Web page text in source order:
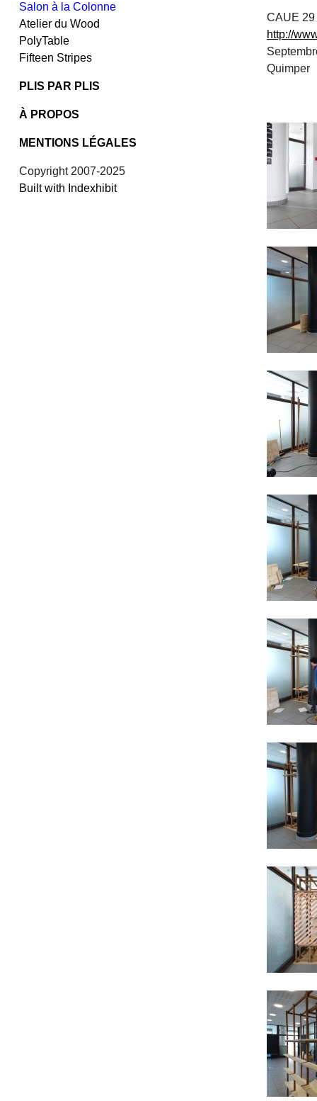
Salon à la Colonne
Atelier du Wood
PolyTable
Fifteen Stripes
PLIS PAR PLIS
À PROPOS
MENTIONS LÉGALES
Copyright 2007-2025
Built with Indexhibit
CAUE 29
http://
Quimper